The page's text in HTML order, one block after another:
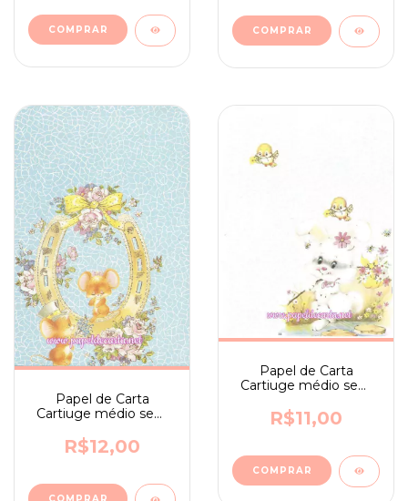
Papel de Carta
Cartiuge médio sem
R$12,00
Papel de Carta
Cartiuge médio sem
R$11,00